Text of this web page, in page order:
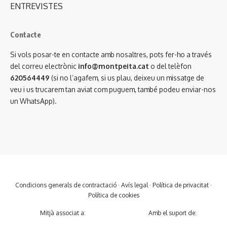
ENTREVISTES
Contacte
Si vols posar-te en contacte amb nosaltres, pots fer-ho a través
del correu electrònic info@montpeita.cat o del telèfon
620564449 (si no l’agafem, si us plau, deixeu un missatge de
veu i us trucarem tan aviat com puguem, també podeu enviar-nos
un WhatsApp).
Condicions generals de contractació · Avís legal · Política de privacitat ·
Política de cookies
Mitjà associat a: Amb el suport de: